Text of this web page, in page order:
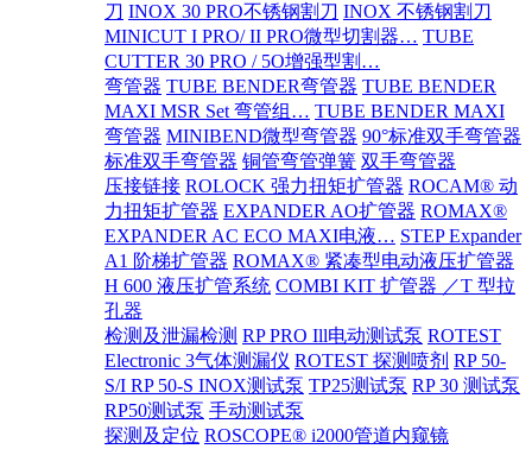
刀 INOX 30 PRO不锈钢割刀 INOX 不锈钢割刀
MINICUT I PRO/ II PRO微型切割器… TUBE
CUTTER 30 PRO / 5O增强型割…
弯管器 TUBE BENDER弯管器 TUBE BENDER
MAXI MSR Set 弯管组… TUBE BENDER MAXI
弯管器 MINIBEND微型弯管器 90°标准双手弯管器
标准双手弯管器 铜管弯管弹簧 双手弯管器
压接链接 ROLOCK 强力扭矩扩管器 ROCAM® 动
力扭矩扩管器 EXPANDER AO扩管器 ROMAX®
EXPANDER AC ECO MAXI电液… STEP Expander
A1 阶梯扩管器 ROMAX® 紧凑型电动液压扩管器
H 600 液压扩管系统 COMBI KIT 扩管器 ／T 型拉
孔器
检测及泄漏检测 RP PRO Ill电动测试泵 ROTEST
Electronic 3气体测漏仪 ROTEST 探测喷剂 RP 50-
S/I RP 50-S INOX测试泵 TP25测试泵 RP 30 测试泵
RP50测试泵 手动测试泵
探测及定位 ROSCOPE® i2000管道内窥镜